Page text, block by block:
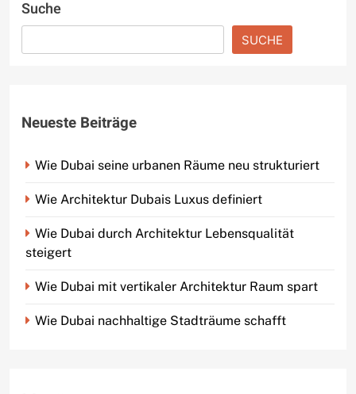
Suche
SUCHE
Neueste Beiträge
Wie Dubai seine urbanen Räume neu strukturiert
Wie Architektur Dubais Luxus definiert
Wie Dubai durch Architektur Lebensqualität
steigert
Wie Dubai mit vertikaler Architektur Raum spart
Wie Dubai nachhaltige Stadträume schafft